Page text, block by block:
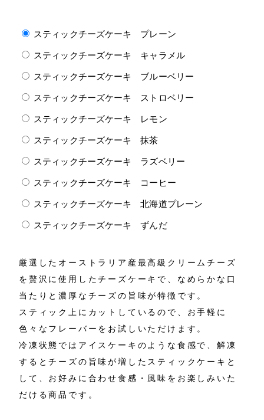
スティックチーズケーキ プレーン
スティックチーズケーキ キャラメル
スティックチーズケーキ ブルーベリー
スティックチーズケーキ ストロベリー
スティックチーズケーキ レモン
スティックチーズケーキ 抹茶
スティックチーズケーキ ラズベリー
スティックチーズケーキ コーヒー
スティックチーズケーキ 北海道プレーン
スティックチーズケーキ ずんだ
厳選したオーストラリア産最高級クリームチーズ
を贅沢に使用したチーズケーキで、なめらかな口
当たりと濃厚なチーズの旨味が特徴です。
スティック上にカットしているので、お手軽に
色々なフレーバーをお試しいただけます。
冷凍状態ではアイスケーキのような食感で、解凍
するとチーズの旨味が増したスティックケーキと
して、お好みに合わせ食感・風味をお楽しみいた
だける商品です。